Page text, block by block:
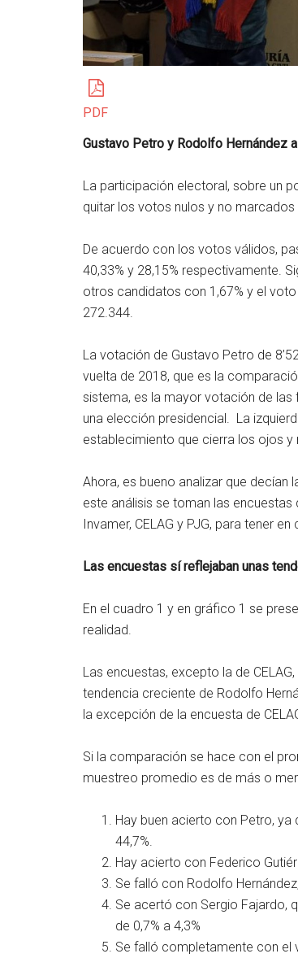
PDF
Gustavo Petro y Rodolfo Hernández
La participación electoral, sobre un
quitar los votos nulos y no
De acuerdo con los votos válidos,
40,33% y 28,15% respectivamente.
otros candidatos con 1,67% y el
272.344.
La votación de Gustavo Petro de
vuelta de 2018, que es la
sistema, es la mayor votación de las
una elección presidencial. La
establecimiento que cierra los ojos y
Ahora, es bueno analizar que
este análisis se toman las
Invamer, CELAG y PJG, para tener
Las encuestas sí reflejaban unas
En el cuadro 1 y en gráfico 1 se
realidad.
Las encuestas, excepto la de
tendencia creciente de Rodolfo
la excepción de la encuesta de
Si la comparación se hace con el
muestreo promedio es de más o
Hay buen acierto con Petro,
44,7%.
Hay acierto con Federico
Se falló con Rodolfo
Se acertó con Sergio Fajardo,
de 0,7% a 4,3%
Se falló completamente con el